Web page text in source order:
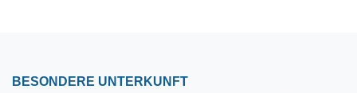
BESONDERE UNTERKUNFT